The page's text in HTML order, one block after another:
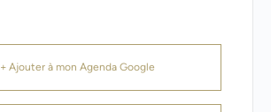
+ Ajouter à mon Agenda Google